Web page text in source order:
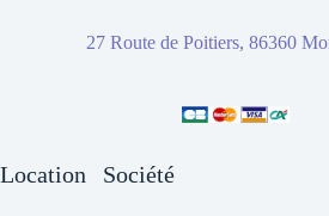
27 Route de Poitiers, 86360
Location Société